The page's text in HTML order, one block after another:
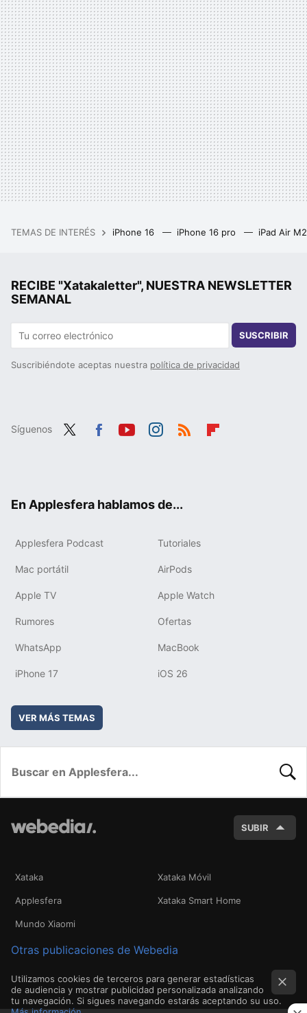
TEMAS DE INTERÉS iPhone 16 iPhone 16 pro iPad Air
RECIBE "Xatakaletter", NUESTRA NEWSLETTER
SEMANAL
SUSCRIBIR
Suscribiéndote aceptas nuestra política de privacidad
Síguenos
En Applesfera hablamos de...
Applesfera Podcast Tutoriales
Mac portátil AirPods
Apple TV Apple Watch
Rumores Ofertas
WhatsApp MacBook
iPhone 17 iOS 26
VER MÁS TEMAS
SUBIR
Xataka Xataka Móvil
Applesfera Xataka Smart Home
Mundo Xiaomi
Otras publicaciones de Webedia
Utilizamos cookies de terceros para generar estadísticas
de audiencia y mostrar publicidad personalizada analizando
tu navegación. Si sigues navegando estarás aceptando su uso.